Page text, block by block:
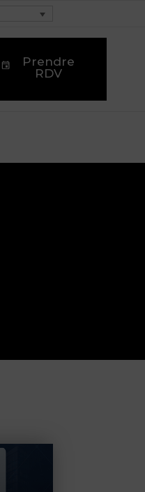
Prendre
RDV